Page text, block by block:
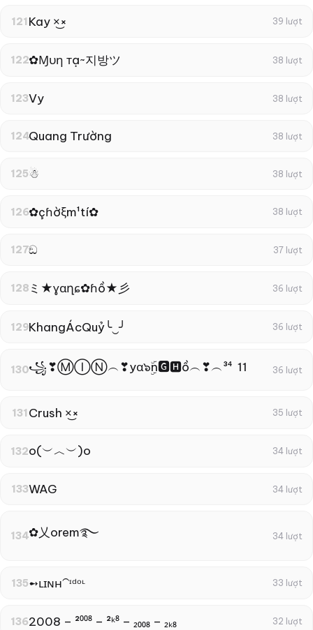
121 Kay ×͜× 39 lượt
122✿Ɱυη тạ~지방ツ 38 lượt
123Vy 38 lượt
124Quang Trường 38 lượt
125☃︎ 38 lượt
126✿çɦờξm¹tí✿ 38 lượt
127ඞ 37 lượt
128 ミ★ɣɑղɕ✿ɦồ★彡 36 lượt
129KhangÁcQuỷ╰‿╯ 36 lượt
130 ꧁❣ⓂⒾⓃ︵❣yα๖ۣۜn🅶🅷ồ︵❣︵³⁴ 11 36 lượt
131 Crush ×͜× 35 lượt
132o(︶︿︶)o 34 lượt
133WAG 34 lượt
134✿乂orem࿐⁩ 34 lượt
135➻ʟɪɴʜ⁀ᶦᵈᵒᶫ 33 lượt
1362008 – ²⁰⁰⁸ – ²ᵏ⁸ – ₂₀₀₈ – ₂ₖ₈ 32 lượt